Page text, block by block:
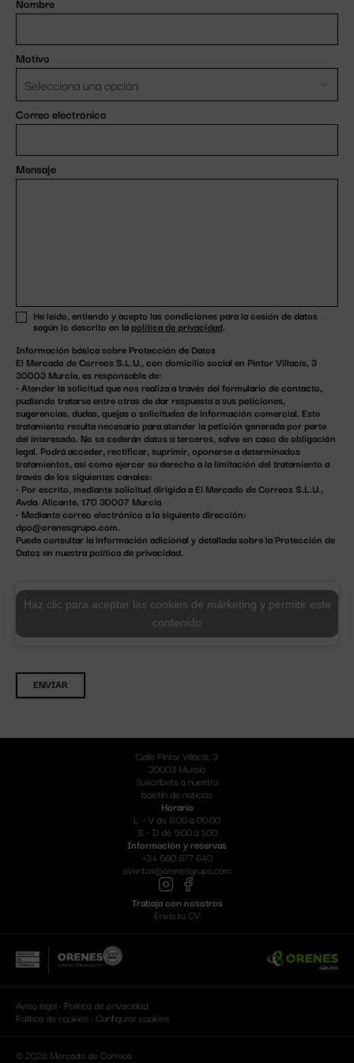
Motivo
Correo electrónico
Mensaje
He leído, entiendo y acepto las condiciones para la cesión de datos
según lo descrito en lapolítica de privacidad.
Información básica sobre Protección de Datos
El Mercado de Correos S.L.U., con domicilio social en Pintor Villacís, 3
30003 Murcia, es responsable de:
• Atender la solicitud que nos realiza a través del formulario de contacto,
pudiendo tratarse entre otras de dar respuesta a sus peticiones,
sugerencias, dudas, quejas o solicitudes de información comercial. Este
tratamiento resulta necesario para atender la petición generada por parte
del interesado. No se cederán datos a terceros, salvo en caso de obligación
legal. Podrá acceder, rectificar, suprimir, oponerse a determinados
tratamientos, así como ejercer su derecho a la limitación del tratamiento a
través de los siguientes canales:
• Por escrito, mediante solicitud dirigida a El Mercado de Correos S.L.U.,
Avda. Alicante, 170 30007 Murcia
• Mediante correo electrónico a la siguiente dirección:
dpo@orenesgrupo.com.
Puede consultar la información adicional y detallada sobre la Protección de
Datos en nuestrapolítica de privacidad.
Haz clic para aceptar las cookies de márketing y permitir este
contenido
ENVIAR
Calle Pintor Villacís, 3
30003 Murcia
Suscríbete a nuestro
boletín de noticias
Horario
L – V de 8:00 a 00:00
S – D de 9:00 a 1:00
Información y reservas
+34 680 877 640
eventos@orenesgrupo.com
Trabaja con nosotros
Envía tu CV
Aviso legal · Política de privacidad
Política de cookies · Configurar cookies
© 2026 Mercado de Correos